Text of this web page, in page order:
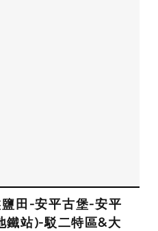
田-安平古堡-安平
鐵站)-駁二特區&大